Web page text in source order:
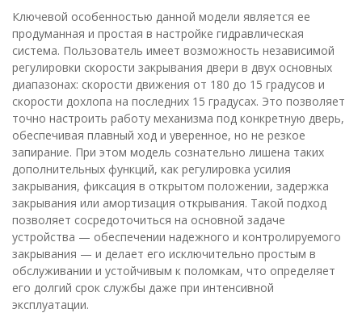
Ключевой особенностью данной модели является ее
продуманная и простая в настройке гидравлическая
система. Пользователь имеет возможность независимой
регулировки скорости закрывания двери в двух основных
диапазонах: скорости движения от 180 до 15 градусов и
скорости дохлопа на последних 15 градусах. Это позволяет
точно настроить работу механизма под конкретную дверь,
обеспечивая плавный ход и уверенное, но не резкое
запирание. При этом модель сознательно лишена таких
дополнительных функций, как регулировка усилия
закрывания, фиксация в открытом положении, задержка
закрывания или амортизация открывания. Такой подход
позволяет сосредоточиться на основной задаче
устройства — обеспечении надежного и контролируемого
закрывания — и делает его исключительно простым в
обслуживании и устойчивым к поломкам, что определяет
его долгий срок службы даже при интенсивной
эксплуатации.